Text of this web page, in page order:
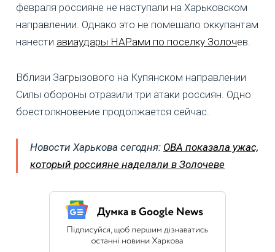
февраля россияне не наступали на Харьковском
направлении. Однако это не помешало оккупантам
нанести авиаудары НАРами по поселку Золочев.
Вблизи Загрызового на Купянском направлении
Силы обороны отразили три атаки россиян. Одно
боестолкновение продолжается сейчас.
Новости Харькова сегодня: ОВА показала ужас,
который россияне наделали в Золочеве